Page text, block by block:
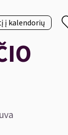
į kalendorių